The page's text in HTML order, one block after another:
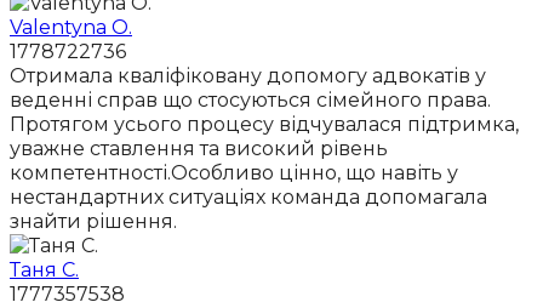
Valentyna O.
1778722736
Отримала кваліфіковану допомогу адвокатів у
веденні справ що стосуються сімейного права.
Протягом усього процесу відчувалася підтримка,
уважне ставлення та високий рівень
компетентності.Особливо цінно, що навіть у
нестандартних ситуаціях команда допомагала
знайти рішення.
Таня С.
1777357538